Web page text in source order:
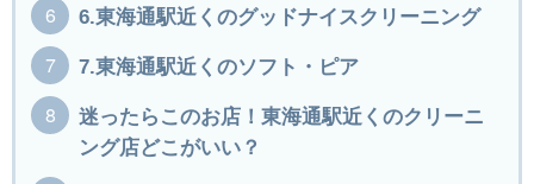
6.東海通駅近くのグッドナイスクリーニング
7.東海通駅近くのソフト・ピア
迷ったらこのお店！東海通駅近くのクリーニ
ング店どこがいい？